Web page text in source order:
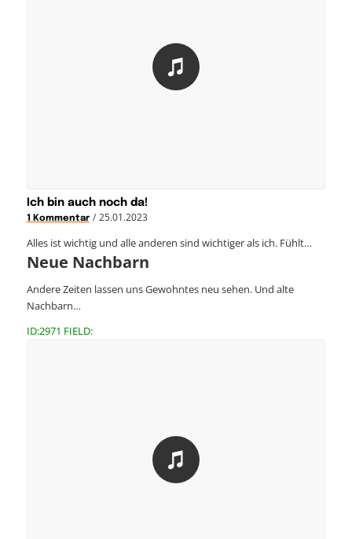
Ich bin auch noch da!
1 Kommentar / 25.01.2023
Alles ist wichtig und alle anderen sind wichtiger als ich. Fühlt…
Neue Nachbarn
Andere Zeiten lassen uns Gewohntes neu sehen. Und alte
Nachbarn…
ID:2971 FIELD: